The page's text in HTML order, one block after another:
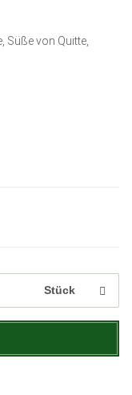
Süße von Quitte,
Stück